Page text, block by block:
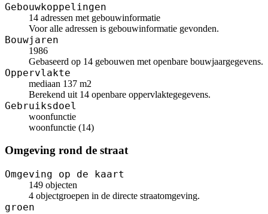
Gebouwkoppelingen
14 adressen met gebouwinformatie
Voor alle adressen is gebouwinformatie gevonden.
Bouwjaren
1986
Gebaseerd op 14 gebouwen met openbare bouwjaargegevens.
Oppervlakte
mediaan 137 m2
Berekend uit 14 openbare oppervlaktegegevens.
Gebruiksdoel
woonfunctie
woonfunctie (14)
Omgeving rond de straat
Omgeving op de kaart
149 objecten
4 objectgroepen in de directe straatomgeving.
groen